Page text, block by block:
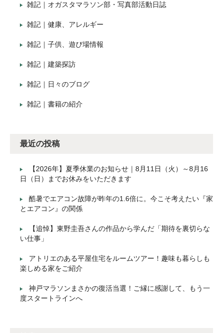
雑記｜オガスタマラソン部・写真部活動日誌
雑記｜健康、アレルギー
雑記｜子供、遊び場情報
雑記｜建築探訪
雑記｜日々のブログ
雑記｜書籍の紹介
最近の投稿
【2026年】夏季休業のお知らせ｜8月11日（火）～8月16
日（日）までお休みをいただきます
酷暑でエアコン故障が昨年の1.6倍に。今こそ考えたい『家
とエアコン』の関係
【追悼】東野圭吾さんの作品から学んだ「期待を裏切らな
い仕事」
アトリエのある平屋住宅をルームツアー！趣味も暮らしも
楽しめる家をご紹介
神戸マラソンまさかの復活当選！ご縁に感謝して、もう一
度スタートラインへ